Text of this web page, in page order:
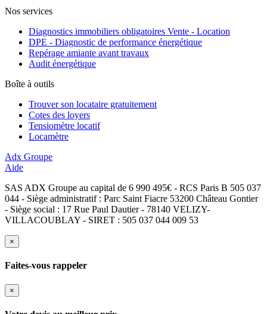
Nos services
Diagnostics immobiliers obligatoires Vente - Location
DPE - Diagnostic de performance énergétique
Repérage amiante avant travaux
Audit énergétique
Boîte à outils
Trouver son locataire gratuitement
Cotes des loyers
Tensiomètre locatif
Locamètre
Adx Groupe
Aide
SAS ADX Groupe au capital de 6 990 495€ - RCS Paris B 505 037
044 - Siège administratif : Parc Saint Fiacre 53200 Château Gontier
- Siège social : 17 Rue Paul Dautier - 78140 VELIZY-
VILLACOUBLAY - SIRET : 505 037 044 009 53
×
Faites-vous rappeler
×